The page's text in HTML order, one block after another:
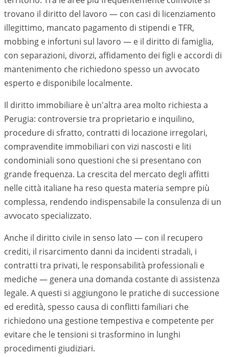
trovano il diritto del lavoro — con casi di licenziamento
illegittimo, mancato pagamento di stipendi e TFR,
mobbing e infortuni sul lavoro — e il diritto di famiglia,
con separazioni, divorzi, affidamento dei figli e accordi di
mantenimento che richiedono spesso un avvocato
esperto e disponibile localmente.
Il diritto immobiliare è un'altra area molto richiesta a
Perugia: controversie tra proprietario e inquilino,
procedure di sfratto, contratti di locazione irregolari,
compravendite immobiliari con vizi nascosti e liti
condominiali sono questioni che si presentano con
grande frequenza. La crescita del mercato degli affitti
nelle città italiane ha reso questa materia sempre più
complessa, rendendo indispensabile la consulenza di un
avvocato specializzato.
Anche il diritto civile in senso lato — con il recupero
crediti, il risarcimento danni da incidenti stradali, i
contratti tra privati, le responsabilità professionali e
mediche — genera una domanda costante di assistenza
legale. A questi si aggiungono le pratiche di successione
ed eredità, spesso causa di conflitti familiari che
richiedono una gestione tempestiva e competente per
evitare che le tensioni si trasformino in lunghi
procedimenti giudiziari.